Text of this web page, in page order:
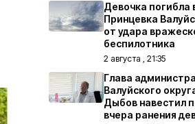
Девочка погибла
Принцевка
от удара
беспилотника
2 августа , 21:35
Глава
Валуйского
Дыбов навестил
вчера ранения